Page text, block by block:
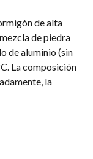
de alta
de piedra
de aluminio (sin
La composición
la